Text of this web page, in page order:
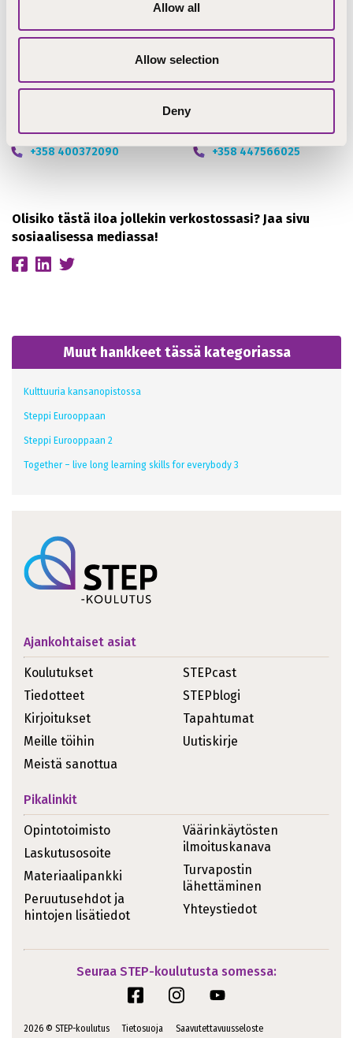
Allow all
Allow selection
Deny
Opettaja
+358 400372090
Anu Thil
opettaja
+358 447566025
Olisiko tästä iloa jollekin verkostossasi? Jaa sivu
sosiaalisessa mediassa!
Muut hankkeet tässä kategoriassa
Kulttuuria kansanopistossa
Steppi Eurooppaan
Steppi Eurooppaan 2
Together – live long learning skills for everybody 3
Ajankohtaiset asiat
Koulutukset
Tiedotteet
Kirjoitukset
Meille töihin
Meistä sanottua
STEPcast
STEPblogi
Tapahtumat
Uutiskirje
Pikalinkit
Opintotoimisto
Laskutusosoite
Materiaalipankki
Peruutusehdot ja
hintojen lisätiedot
Väärinkäytösten
ilmoituskanava
Turvapostin
lähettäminen
Yhteystiedot
Seuraa STEP-koulutusta somessa:
2026 © STEP-koulutus Tietosuoja Saavutettavuusseloste